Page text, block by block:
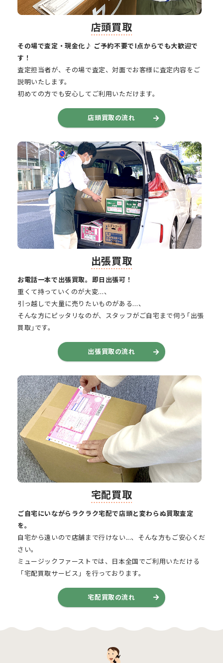
店頭買取
その場で査定・現金化♪ ご予約不要で1点からでも大歓迎で
す！
査定担当者が、その場で査定、対面でお客様に査定内容をご
説明いたします。
初めての方でも安心してご利用いただけます。
店頭買取の流れ
出張買取
お電話一本で出張買取。即日出張可！
重くて持っていくのが大変…、
引っ越しで大量に売りたいものがある…、
そんな方にピッタリなのが、スタッフがご自宅まで伺う｢出張
買取｣です。
出張買取の流れ
宅配買取
ご自宅にいながらラクラク宅配で店頭と変わらぬ買取査定
を。
自宅から遠いので店舗まで行けない...、そんな方もご安心くだ
さい。
ミュージックファーストでは、日本全国でご利用いただける
「宅配買取サービス」を行っております。
宅配買取の流れ